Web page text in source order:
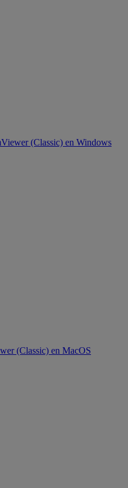
(Classic) en Windows
(Classic) en MacOS